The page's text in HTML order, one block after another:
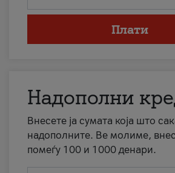
Плати
Надополни
Внесете ја сумата која што
надополните. Ве молиме,
помеѓу 100 и 1000 денари.